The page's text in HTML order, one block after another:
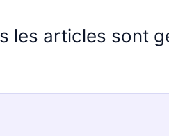
les articles sont